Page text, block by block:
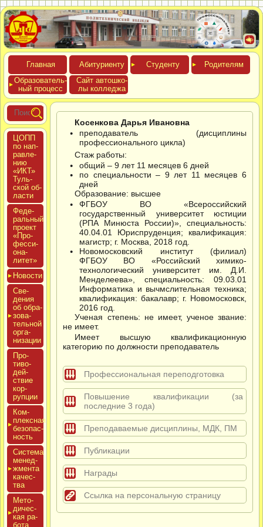
Глав­ная Аби­тури­ен­ту Сту­ден­ту
Роди­телям
Обра­зова­тель­
ный про­цесс
Сайт ав­тошко­
лы кол­леджа
ЦОПП
по нап­
равле­
нию
«ИКТ»
Туль­
ской об­
ласти
Феде­
раль­ный
про­ект
«Про­
фес­си­
она­
литет»
Новос­ти
Све­
дения
об об­ра­
зова­
тель­ной
ор­га­
низа­ции
Про­
тиво­
дей­
ствие
кор­
рупции
Ком­
плексная
бе­зопас­
ность
Сис­те­ма
ме­нед­
жмен­та
ка­чес­
тва
Мето­
дичес­
кая ра­
бота
Косенкова Дарья Ивановна
преподаватель (дисциплины
профессионального цикла)
Стаж работы:
общий – 9 лет 11 месяцев 6 дней
по специальности – 9 лет 11 месяцев 6
дней
Образование: высшее
ФГБОУ ВО «Всероссийский
государственный университет юстиции
(РПА Минюста России)», специальность:
40.04.01 Юриспруденция; квалификация:
магистр; г. Москва, 2018 год.
Новомосковский институт (филиал)
ФГБОУ ВО «Российский химико-
технологический университет им. Д.И.
Менделеева», специальность: 09.03.01
Информатика и вычмслительная техника;
квалификация: бакалавр; г. Новомосковск,
2016 год.
Ученая степень: не имеет, ученое звание:
не имеет.
Имеет высшую квалификационную
категорию по должности преподаватель
Профессиональная переподготовка
Повышение квалификации (за
последние 3 года)
Преподаваемые дисциплины, МДК, ПМ
Публикации
Награды
Ссылка на персональную страницу